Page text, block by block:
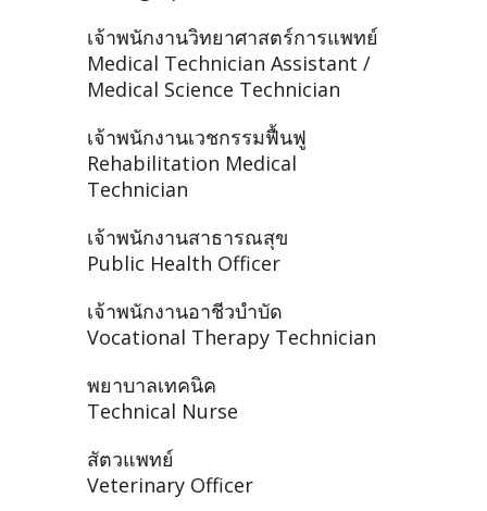
เจ้าพนักงานวิทยาศาสตร์การแพทย์
Medical Technician Assistant /
Medical Science Technician
เจ้าพนักงานเวชกรรมฟื้นฟู
Rehabilitation Medical
Technician
เจ้าพนักงานสาธารณสุข
Public Health Officer
เจ้าพนักงานอาชีวบำบัด
Vocational Therapy Technician
พยาบาลเทคนิค
Technical Nurse
สัตวแพทย์
Veterinary Officer